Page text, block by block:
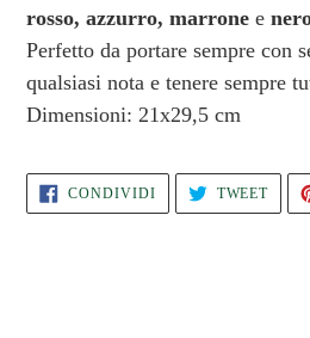
rosso, azzurro, marrone e
Perfetto da portare sempre con
qualsiasi nota e tenere sempre
Dimensioni: 21x29,5 cm
CONDIVIDICONDIVIDI
FACEBOOK
TWEET